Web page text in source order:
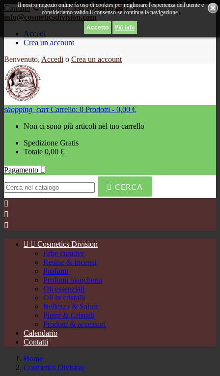
Contatto Telefono: 338 2974816
E-mail:
info@cosmeticsdivision.com
Accedi
Crea un account
Benvenuto, Accedi o Crea un account
shopping_cart Carrello: 0 Prodotti - 0,00 €
Non ci sono più articoli nel tuo carrello
Spedizione Gratis
Totale 0,00 €
Pagamento 
 CERCA
Il nostro negozio online fa uso di cookies per migliorare l'esperienza dell'utente e
consideriamo valido il consenso se continua la navigazione.
Piú info



  Cosmetics Division
Erbe curative
Resine & Incensi
Profumi
Profumi biancheria
Oli essenziali
Oli in cristalli
Bellezza & Salute
Pietre & Cristalli
Prodotti & accessori
Calendario
Contatti
Home
Cosmetics Division